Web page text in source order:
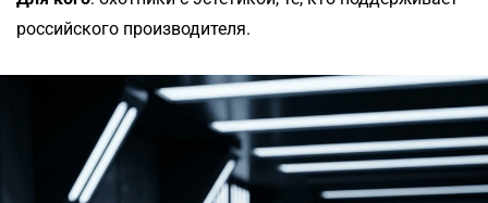
российского производителя.